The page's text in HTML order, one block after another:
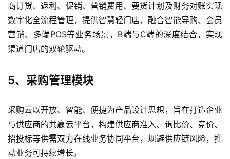
商订货、返利、促销、营销费用、要货计划及财务对账实现
数字化全流程管理，提供智慧轻门店，融合智能导购、会员
营销、多端POS等业务场景，B端与C端的深度结合，实现
渠道门店的双轮驱动。
5、采购管理模块
采购云以开放、智能、便捷为产品设计思想，旨在打造企业
与供应商的共赢云平台，构建供应商准入、询比价、竞价、
招投标等供需双方在线业务协同平台，规避供应链风险，推
动业务可持续增长。